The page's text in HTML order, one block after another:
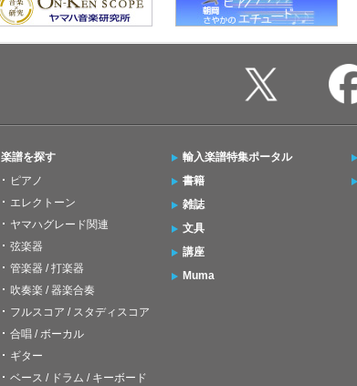
楽譜を探す
ピアノ
エレクトーン
ヤマハグレード関連
弦楽器
管楽器 / 打楽器
吹奏楽 / 器楽合奏
フルスコア / スタディスコア
合唱 / ボーカル
ギター
ベース / ドラム / キーボード
輸入楽譜特集ポータル
書籍
雑誌
文具
講座
Muma